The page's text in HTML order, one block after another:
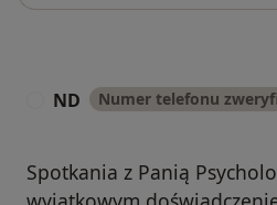
ND Numer telefonu
Spotkania z Panią